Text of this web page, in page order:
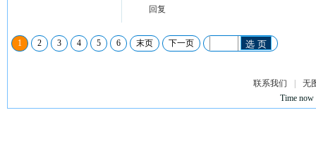
回复
1 2 3 4 5 6 末页 下一页 选 页
联系我们
无
Time now